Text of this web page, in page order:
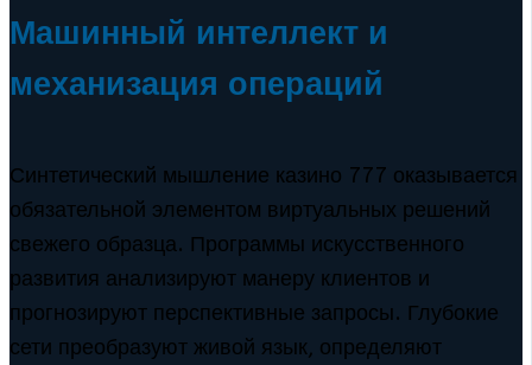
Машинный интеллект и
механизация операций
Синтетический мышление казино 777 оказывается
обязательной элементом виртуальных решений
свежего образца. Программы искусственного
развития анализируют манеру клиентов и
прогнозируют перспективные запросы. Глубокие
сети преобразуют живой язык, определяют